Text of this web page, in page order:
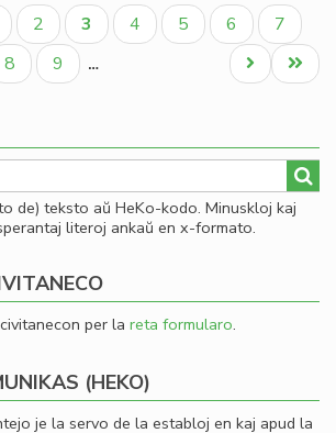
Paĝo
2
Aktuala
paĝo
3 Paĝo
4 Paĝo
5 Paĝo
6 Paĝo
7
Paĝo
8 Paĝo
9 …
Last
page
Next
page
de) teksto aŭ HeKo-kodo. Minuskloj kaj
literoj ankaŭ en x-formato.
per la reta formularo.
(HEKO)
je la servo de la establoj en kaj apud la